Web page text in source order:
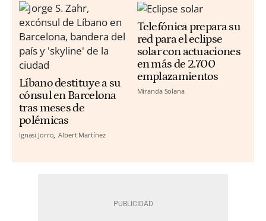
Líbano destituye a su
cónsul en Barcelona
tras meses de
polémicas
Ignasi Jorro Albert Martínez
Telefónica prepara su
red para el eclipse
solar con actuaciones
en más de 2.700
emplazamientos
Miranda Solana